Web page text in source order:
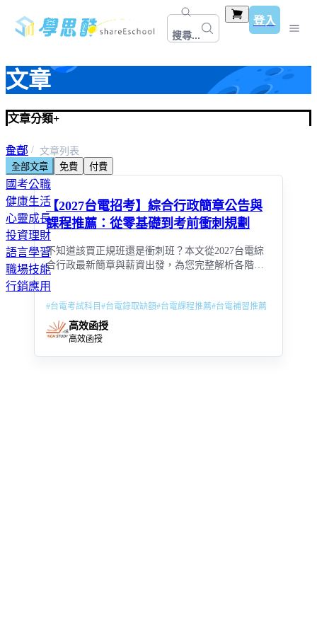
搜尋...
登入
文章
文章分類+
全部
教師資格考＆甄試
國考公職
健康生活
心靈成長
投資理財
語言學習
職場技能
行銷應用
首頁
文章列表
全部文章
免費 付費
【2027台電招考】綜合行政簡章公告與
課程推薦：從零基礎到考前衝刺規劃
不知道該買正規班還是衝刺班？本文從2027台電綜
合行政最新簡章與薪資出發，為您完整解析各階段
課程規劃。搭配高效函授的彈性學習、名師陣容推
薦，並提供歷屆試題下載，讓您的每一分補習費都
花在刀口上。
#台電考試科目 #台電錄取缺額#台電課程推薦#台電補習推薦
高效函授
高效函授